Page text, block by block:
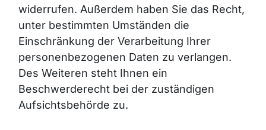
widerrufen. Außerdem haben Sie das Recht,
unter bestimmten Umständen die
Einschränkung der Verarbeitung Ihrer
personenbezogenen Daten zu verlangen.
Des Weiteren steht Ihnen ein
Beschwerderecht bei der zuständigen
Aufsichtsbehörde zu.